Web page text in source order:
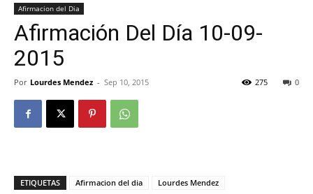
Afirmacion del Dia
Afirmación Del Día 10-09-
2015
Por Lourdes Mendez - Sep 10, 2015 0
275
ETIQUETAS Afirmacion del dia Lourdes Mendez